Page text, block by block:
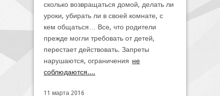
сколько возвращаться домой, делать ли
уроки, убирать ли в своей комнате, с
кем общаться… Все, что родители
прежде могли требовать от детей,
перестает действовать. Запреты
нарушаются, ограничения не
соблюдаются....
11 марта 2016